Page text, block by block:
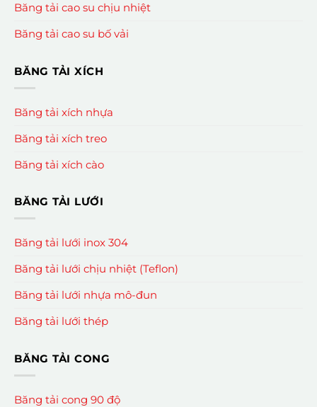
Băng tải cao su chịu nhiệt
Băng tải cao su bố vải
BĂNG TẢI XÍCH
Băng tải xích nhựa
Băng tải xích treo
Băng tải xích cào
BĂNG TẢI LƯỚI
Băng tải lưới inox 304
Băng tải lưới chịu nhiệt (Teflon)
Băng tải lưới nhựa mô-đun
Băng tải lưới thép
BĂNG TẢI CONG
Băng tải cong 90 độ